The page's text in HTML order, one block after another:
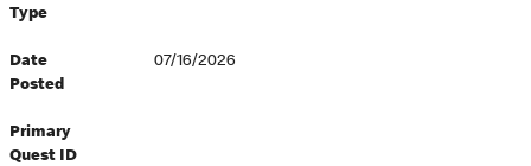
Type
Date
Posted
07/16/2026
Primary
Quest ID